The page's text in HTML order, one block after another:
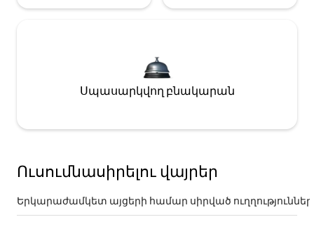
Սպասարկվող բնակարան
Ուսումնասիրելու վայրեր
Երկարաժամկետ այցերի համար սիրված ուղղություններ